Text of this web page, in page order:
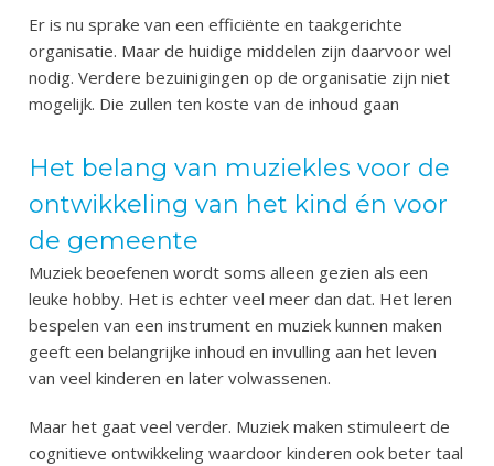
Er is nu sprake van een efficiënte en taakgerichte
organisatie. Maar de huidige middelen zijn daarvoor wel
nodig. Verdere bezuinigingen op de organisatie zijn niet
mogelijk. Die zullen ten koste van de inhoud gaan
Het belang van muziekles voor de
ontwikkeling van het kind én voor
de gemeente
Muziek beoefenen wordt soms alleen gezien als een
leuke hobby. Het is echter veel meer dan dat. Het leren
bespelen van een instrument en muziek kunnen maken
geeft een belangrijke inhoud en invulling aan het leven
van veel kinderen en later volwassenen.
Maar het gaat veel verder. Muziek maken stimuleert de
cognitieve ontwikkeling waardoor kinderen ook beter taal